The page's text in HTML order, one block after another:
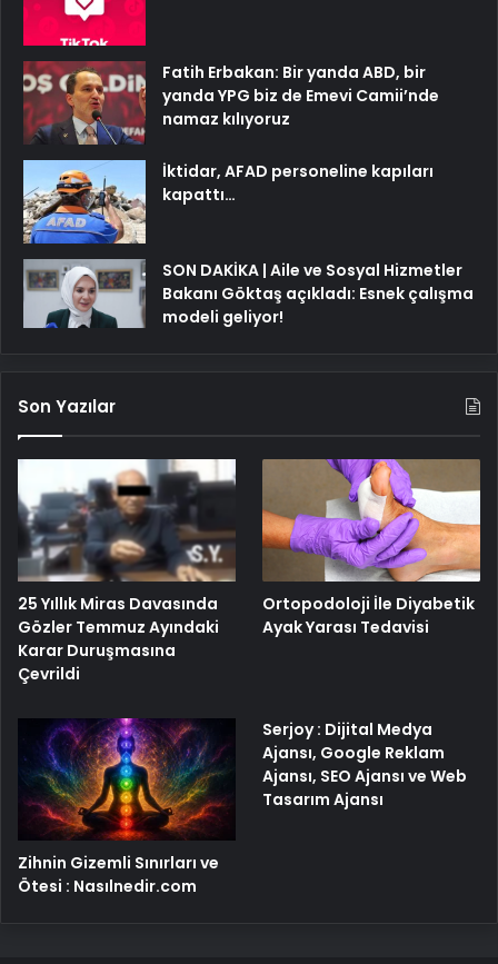
Fatih Erbakan: Bir yanda ABD, bir
yanda YPG biz de Emevi Camii’nde
namaz kılıyoruz
İktidar, AFAD personeline kapıları
kapattı…
SON DAKİKA | Aile ve Sosyal Hizmetler
Bakanı Göktaş açıkladı: Esnek çalışma
modeli geliyor!
Son Yazılar
25 Yıllık Miras Davasında
Gözler Temmuz Ayındaki
Karar Duruşmasına
Çevrildi
Ortopodoloji İle Diyabetik
Ayak Yarası Tedavisi
Zihnin Gizemli Sınırları ve
Ötesi : Nasılnedir.com
Serjoy : Dijital Medya
Ajansı, Google Reklam
Ajansı, SEO Ajansı ve Web
Tasarım Ajansı